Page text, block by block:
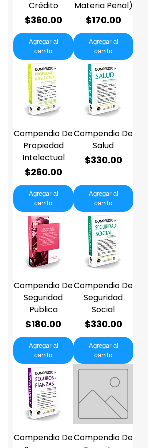
Crédito
Precio
$360.00
Agregar al
carrito
Materia Penal)
Precio
$170.00
Agregar al
carrito
Compendio De
Propiedad
Intelectual
Precio
$260.00
Agregar al
carrito
Compendio De
Salud
Precio
$330.00
Agregar al
carrito
Compendio De
Seguridad
Publica
Precio
$180.00
Agregar al
carrito
Compendio De
Seguridad
Social
Precio
$330.00
Agregar al
carrito
Compendio DeCompendio De